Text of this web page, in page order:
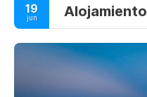
19
jun Alojamiento